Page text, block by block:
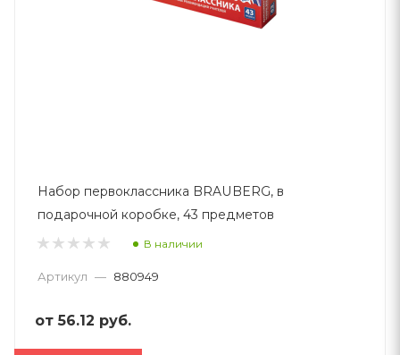
Набор первоклассника BRAUBERG, в
подарочной коробке, 43 предметов
В наличии
Артикул — 880949
от56.12 руб.